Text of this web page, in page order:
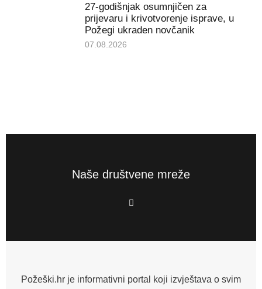
27-godišnjak osumnjičen za
prijevaru i krivotvorenje isprave, u
Požegi ukraden novčanik
07.08.2026
Naše društvene mreže
F
a
o
f
Požeški.hr je informativni portal koji izvještava o svim